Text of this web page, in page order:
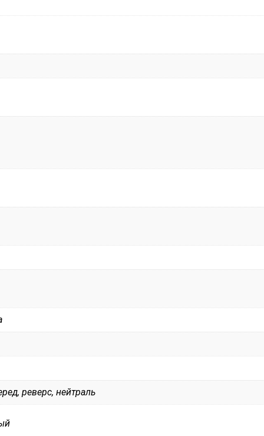
реверс, нейтраль